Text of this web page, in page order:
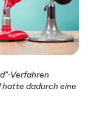
Verfahren
dadurch eine